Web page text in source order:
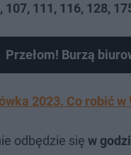
107, 111, 116, 128,
Przełom! Burzą
2023. Co robić
odbędzie się w